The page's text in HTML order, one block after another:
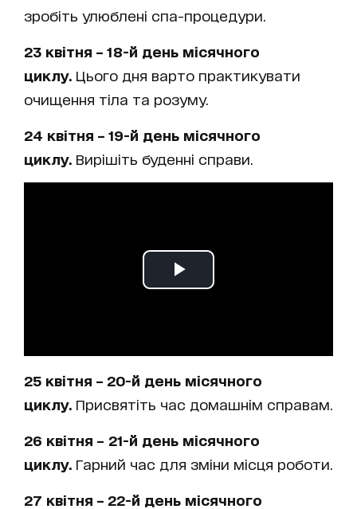
зробіть улюблені спа-процедури.
23 квітня – 18-й день місячного
циклу. Цього дня варто практикувати
очищення тіла та розуму.
24 квітня – 19-й день місячного
циклу. Вирішіть буденні справи.
25 квітня – 20-й день місячного
циклу. Присвятіть час домашнім справам.
26 квітня – 21-й день місячного
циклу. Гарний час для зміни місця роботи.
27 квітня – 22-й день місячного